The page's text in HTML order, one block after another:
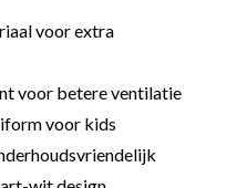
voor extra
voor betere ventilatie
voor kids